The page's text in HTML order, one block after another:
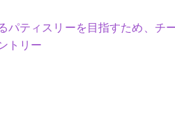
ティスリーを目指すため、チ
トリー